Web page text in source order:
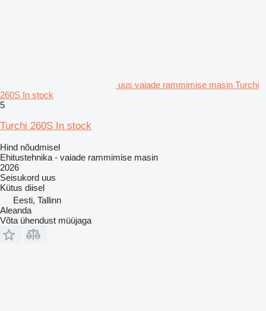
uus vaiade rammimise masin Turchi
260S In stock
5
Turchi 260S In stock
Hind nõudmisel
Ehitustehnika - vaiade rammimise masin
2026
Seisukord uus
Kütus diisel
Eesti, Tallinn
Aleanda
Võta ühendust müüjaga